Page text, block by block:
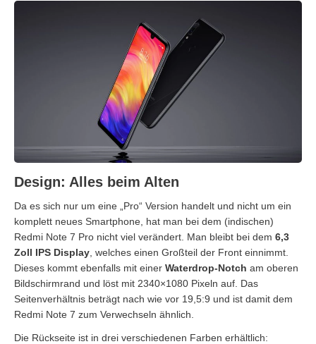
Design: Alles beim Alten
Da es sich nur um eine „Pro“ Version handelt und nicht um ein
komplett neues Smartphone, hat man bei dem (indischen)
Redmi Note 7 Pro nicht viel verändert. Man bleibt bei dem 6,3
Zoll IPS Display , welches einen Großteil der Front einnimmt.
Dieses kommt ebenfalls mit einer Waterdrop-Notch am oberen
Bildschirmrand und löst mit 2340×1080 Pixeln auf. Das
Seitenverhältnis beträgt nach wie vor 19,5:9 und ist damit dem
Redmi Note 7 zum Verwechseln ähnlich.
Die Rückseite ist in drei verschiedenen Farben erhältlich: